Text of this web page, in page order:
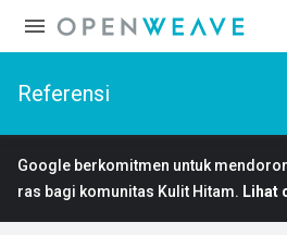
Referensi
Google berkomitmen untuk
ras bagi komunitas Kulit Hitam. Lihat